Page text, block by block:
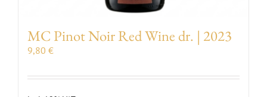
MC Pinot Noir Red Wine dr. | 2023
9,80 €